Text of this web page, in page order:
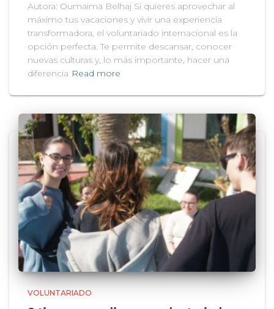
Autora: Oumaima Belhaj Si quieres aprovechar al
máximo tus vacaciones y vivir una experiencia
transformadora, el voluntariado internacional es la
opción perfecta. Te permite descansar, conocer
nuevas culturas y, lo más importante, hacer una
diferencia Read more
VOLUNTARIADO